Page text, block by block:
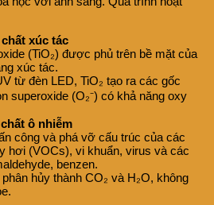
xúc tác
(TiO₂) được phủ trên bề mặt của
xúc tác.
từ đèn LED, TiO₂ tạo ra các gốc
superoxide (O₂⁻) có khả năng oxy
ô nhiễm
công và phá vỡ cấu trúc của các
hơi (VOCs), vi khuẩn, virus và các
benzen.
hủy thành CO₂ và H₂O, không